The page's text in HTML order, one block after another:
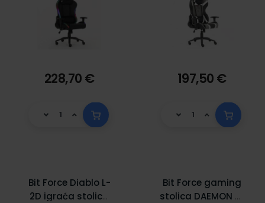
228,70 € 197,50 €
Bit Force Diablo L-
2D igraća stolica
Bit Force gaming
stolica DAEMON L-